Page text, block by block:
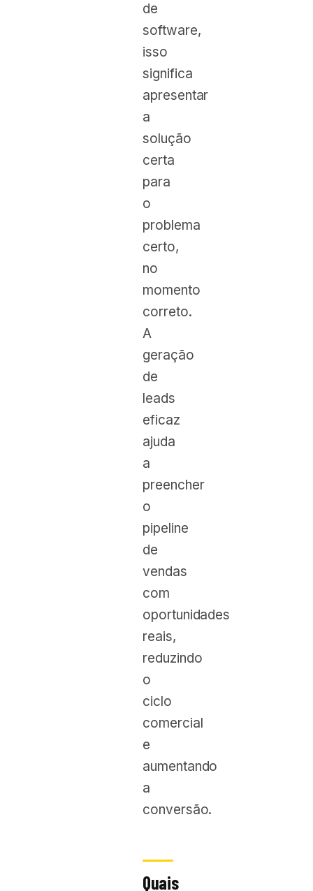
de
software,
isso
significa
apresentar
a
solução
certa
para
o
problema
certo,
no
momento
correto.
A
geração
de
leads
eficaz
ajuda
a
preencher
o
pipeline
de
vendas
com
oportunidades
reais,
reduzindo
o
ciclo
comercial
e
aumentando
a
conversão.
Quais